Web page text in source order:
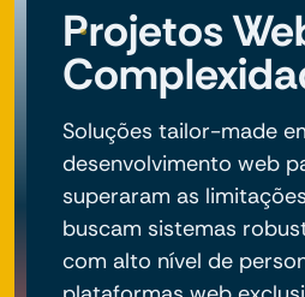
Projetos
Soluções tailor-made
desenvolvimento web
superaram as
buscam sistemas
com alto nível de